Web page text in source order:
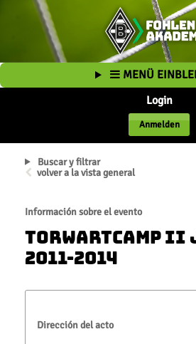
MENÜ
Login
Anmelden
Buscar y filtrar
volver a la vista general
Información sobre el evento
Torwartcamp II
2011-2014
Dirección del acto